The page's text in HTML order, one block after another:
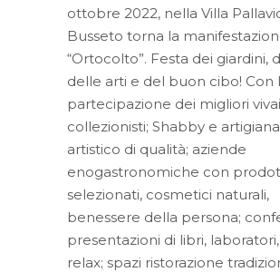
ottobre 2022, nella Villa
Busseto torna la
“Ortocolto”. Festa dei giardini,
delle arti e del buon cibo! Con
partecipazione dei migliori
collezionisti; Shabby e
artistico di qualità; aziende
enogastronomiche con
selezionati, cosmetici naturali,
benessere della persona;
presentazioni di libri,
relax; spazi ristorazione